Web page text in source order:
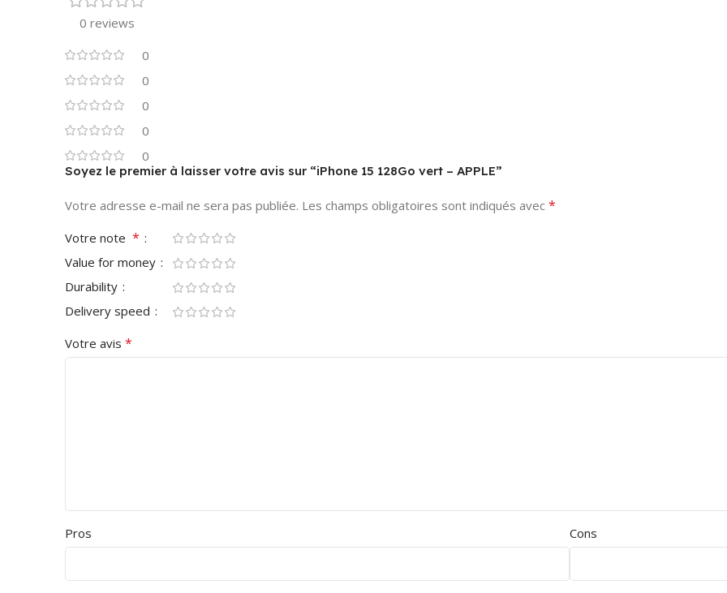
0 reviews
0
0
0
0
0
Soyez le premier à laisser votre avis sur “iPhone 15 128Go vert – APPLE”
Votre adresse e-mail ne sera pas publiée. Les champs obligatoires sont indiqués avec *
Votre note *
Value for money
Durability
Delivery speed
Votre avis *
Pros Cons